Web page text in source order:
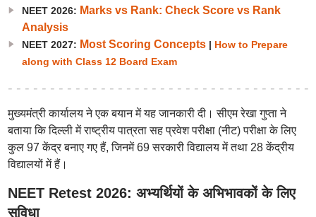
NEET 2026: Marks vs Rank: Check Score vs Rank
Analysis
NEET 2027: Most Scoring Concepts| How to Prepare
along with Class 12 Board Exam
मुख्यमंत्री कार्यालय ने एक बयान में यह जानकारी दी। सीएम रेखा गुप्ता ने
बताया कि दिल्ली में राष्ट्रीय पात्रता सह प्रवेश परीक्षा (नीट) परीक्षा के लिए
कुल 97 केंद्र बनाए गए हैं, जिनमें 69 सरकारी विद्यालय में तथा 28 केंद्रीय
विद्यालयों में हैं।
NEET Retest 2026: अभ्यर्थियों के अभिभावकों के लिए
सुविधा